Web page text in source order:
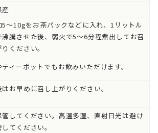
産
5～10gをお茶パックなどに入れ、1リットル
沸騰させた後、弱火で5～6分程煮出してお召
ください。
ィーポットでもお飲みいただけます。
お早めに召し上がりください。
管してください。高温多湿、直射日光は避け
てください。